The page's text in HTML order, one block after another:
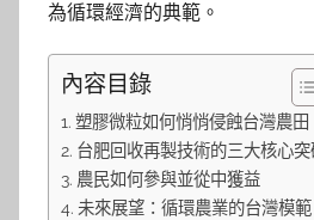
為循環經濟的典範。
內容目錄
塑膠微粒如何悄悄侵蝕台灣農田
台肥回收再製技術的三大核心突
農民如何參與並從中獲益
未來展望：循環農業的台灣模範